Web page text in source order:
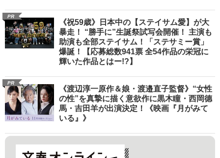
PR
《祝59歳》日本中の【ステイサム愛】が大
暴走！ “勝手に”生誕祭試写会開催！ 主演も
助演も全部ステイサム！「ステサミー賞」
爆誕！【応募総数941票 全54作品の栄冠に
輝いた作品とはー!?】
PR
《渡辺淳一原作＆娘・渡邉直子監督》“女性
の性”を真摯に描く意欲作に黒木瞳・西岡德
馬・吉田羊が出演決定！《映画『月がみて
いる』》